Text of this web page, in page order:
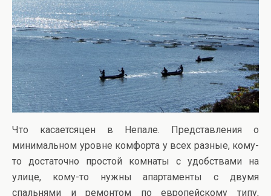
Что касаетсяцен в Непале. Представления о
минимальном уровне комфорта у всех разные, кому-
то достаточно простой комнаты с удобствами на
улице, кому-то нужны апартаменты с двумя
спальнями и ремонтом по европейскому типу,